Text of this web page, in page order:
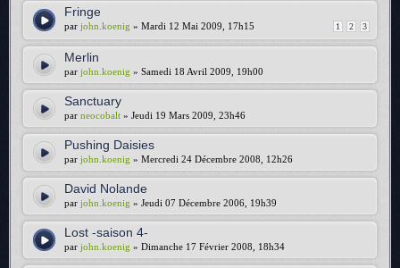
Fringe
1 2 3
par john.koenig » Mardi 12 Mai 2009, 17h15
Merlin
par john.koenig » Samedi 18 Avril 2009, 19h00
Sanctuary
par neocobalt » Jeudi 19 Mars 2009, 23h46
Pushing Daisies
par john.koenig » Mercredi 24 Décembre 2008, 12h26
David Nolande
par john.koenig » Jeudi 07 Décembre 2006, 19h39
Lost -saison 4-
par john.koenig » Dimanche 17 Février 2008, 18h34